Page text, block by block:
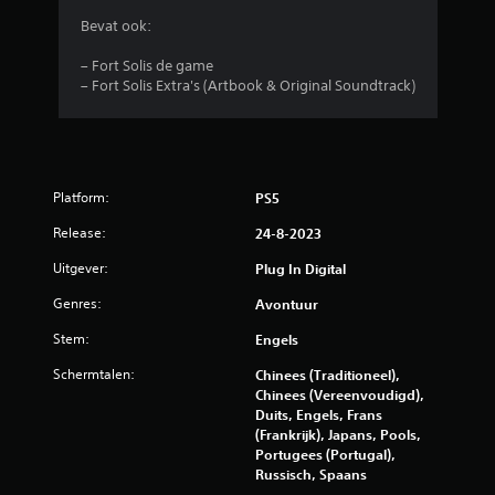
s
t
i
t
Bevat ook:
– Fort Solis de game
– Fort Solis Extra's (Artbook & Original Soundtrack)
Platform: PS5
Release: 24-8-2023
Uitgever: Plug In Digital
Genres: Avontuur
Stem: Engels
Schermtalen:
Chinees (Traditioneel),
Chinees (Vereenvoudigd),
Duits, Engels, Frans
(Frankrijk), Japans, Pools,
Portugees (Portugal),
Russisch, Spaans